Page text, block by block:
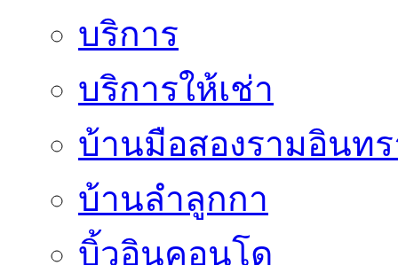
บริการ
บริการให้เช่า
บ้านมือสองรามอินท
บ้านลำลูกกา
บิ้วอินคอนโด